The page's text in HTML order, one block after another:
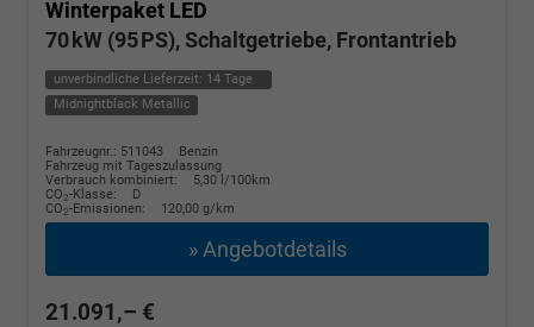
Winterpaket LED
70 kW (95 PS), Schaltgetriebe, Frontantrieb
unverbindliche Lieferzeit: 14 Tage
Midnightblack Metallic
Fahrzeugnr.: 511043
Benzin
Fahrzeug mit Tageszulassung
Verbrauch kombiniert:
5,30 l/100km
CO2-Klasse:
D
CO2-Emissionen: 120,00 g/km
» Angebotdetails
21.091,– €